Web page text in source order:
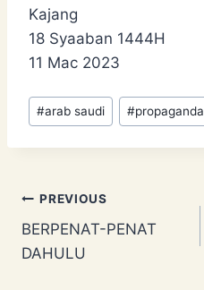
Kajang
18 Syaaban 1444H
11 Mac 2023
Post
Tags:
#arab saudi #propaganda
Post
navigation
PREVIOUS
BERPENAT-PENAT
DAHULU